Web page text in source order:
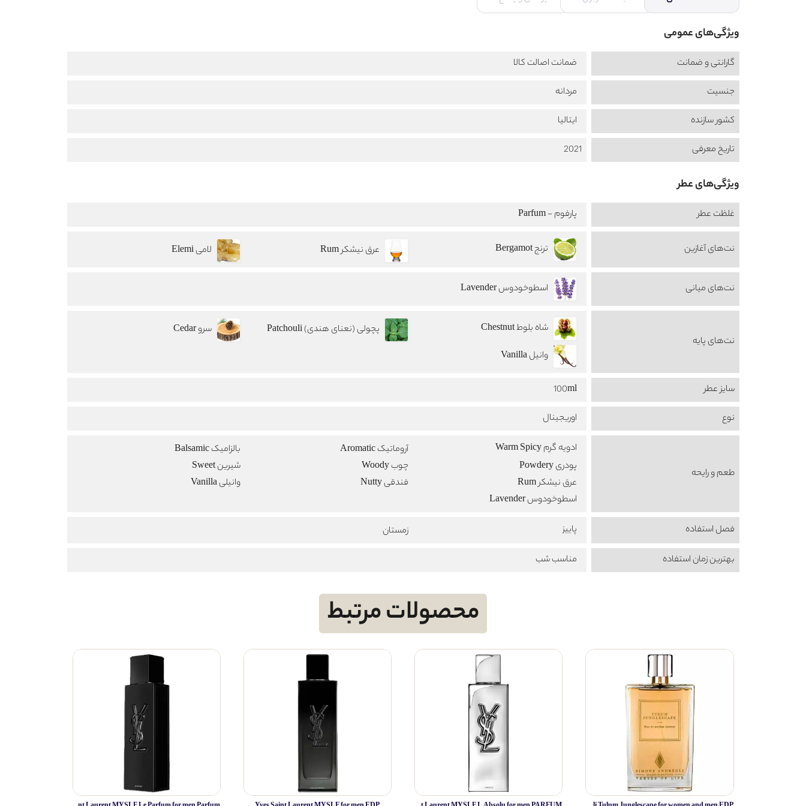
ویژگی‌های عمومی
گارانتی و ضمانت
ضمانت اصالت کالا
جنسیت
مردانه
کشور سازنده
ایتالیا
تاریخ معرفی
2021
ویژگی‌های عطر
غلظت عطر پارفوم - Parfum
نت‌های آغازین ترنج Bergamot عرق نیشکر Rum لامی Elemi
نت‌های میانی اسطوخودوس Lavender
نت‌های پایه
شاه بلوط Chestnut پچولی (نعنای هندی) Patchouli
سرو Cedar
وانیل Vanilla
سایز عطر
100ml
نوع
اوریجینال
طعم‌ و رایحه
ادویه گرم Warm Spicy آروماتیک Aromatic
بالزامیک Balsamic
پودری Powdery
چوب Woody
شیرین Sweet
عرق نیشکر Rum
فندقی Nutty
وانیلی Vanilla
اسطوخودوس Lavender
فصل استفاده پاییز
زمستان
بهترین زمان استفاده
مناسب شب
محصولات مرتبط